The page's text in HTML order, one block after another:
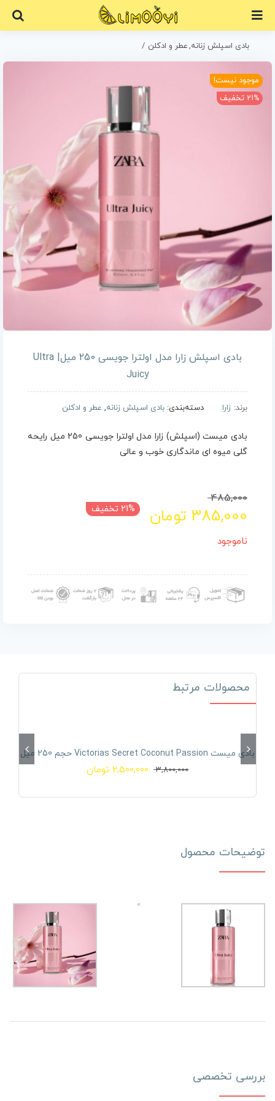
Skip
contentبادی اسپلش زنانه عطر و ادکلن
موجود نیست!
21% تخفیف
بادی اسپلش زارا مدل اولترا جویسی 250 میل| Ultra
Juicy
برند: زارا دسته‌بندی: بادی اسپلش زنانه, عطر و ادکلن
بادی میست (اسپلش) زارا مدل اولترا جویسی 250 میل رایحه
گلی میوه ای ماندگاری خوب و عالی
485,000
قیمت
اصلی
385,000 تومان
قیمت
فعلی
21% تخفیف
ناموجود
محصولات مرتبط
بادی میست Victorias Secret Coconut Passion حجم 250 میل
3,800,000
قیمت
3,800,000 تومان
2,500,000 تومان
قیمت
2,500,000 تومان
توضیحات محصول
بررسی تخصصی